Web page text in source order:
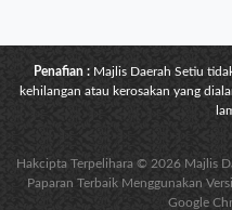
Penafian : Majlis Daerah Setiu
kehilangan atau kerosakan yang
Hakcipta Terpelihara © 2026 Majlis
Paparan Terbaik Menggunakan
Google